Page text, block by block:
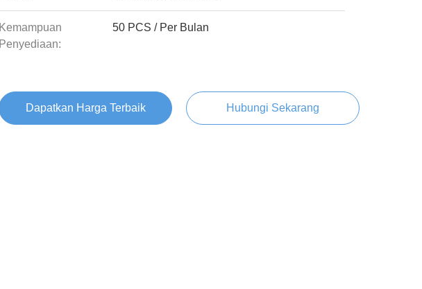
Kemampuan
Penyediaan:
50 PCS / Per Bulan
Dapatkan Harga Terbaik Hubungi Sekarang